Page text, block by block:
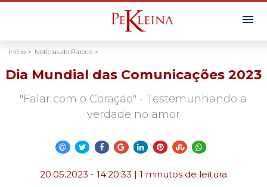
Início > Notícias do Pároco >
Dia Mundial das Comunicações 2023
"Falar com o Coração" - Testemunhando a
verdade no amor
20.05.2023 - 14:20:33 | 1 minutos de leitura